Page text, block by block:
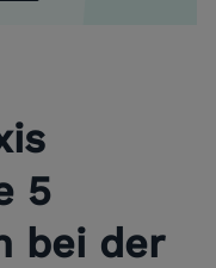
5
bei der